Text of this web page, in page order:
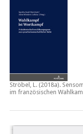
Ströbel, L. (2018a).
im französischen